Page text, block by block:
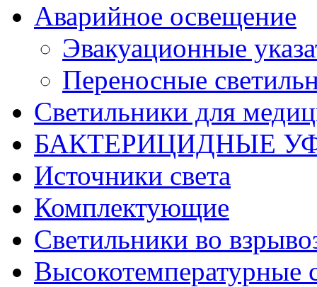
Аварийное освещение
Эвакуационные
Переносные
Светильники для
БАКТЕРИЦИДНЫЕ
Источники света
Комплектующие
Светильники во
Высокотемпературные